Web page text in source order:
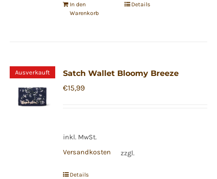
In den
Warenkorb
Details
Ausverkauft
Satch Wallet Bloomy Breeze
€15,99
inkl. MwSt.
zzgl.
Versandkosten
Details